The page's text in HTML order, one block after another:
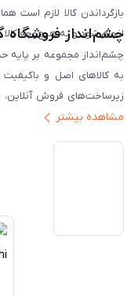
بازگرداندن کالا لازم
انجام شود و به هیچ‌وجه کالا
چشم‌انداز فروشگاه
چشم‌انداز مجموعه بر پایه
به کالاهای اصل و
زیرساخت‌های فروش آنلاین،
ایران ارائه دهیم. تبدیل‌شدن
سمت تحقق این چشم‌انداز
مشاهده بیشتر